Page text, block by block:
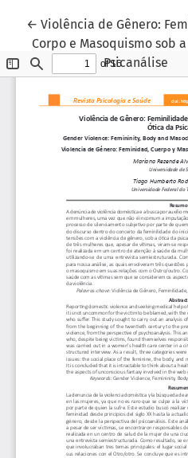
←Voltar aos Detalhes do
Violência de Gênero:
Corpo e Masoquismo sob
Psicanálise